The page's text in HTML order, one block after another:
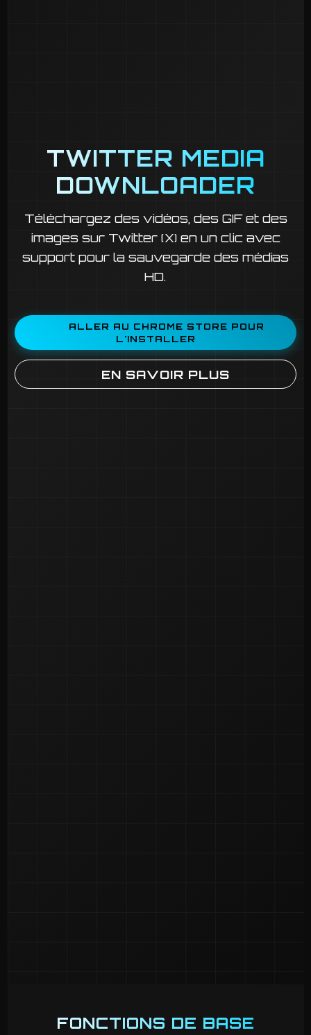
TWITTER MEDIA
DOWNLOADER
Téléchargez des vidéos, des GIF et des
images sur Twitter (X) en un clic avec
support pour la sauvegarde des médias
HD.
ALLER AU CHROME STORE POUR
L'INSTALLER
EN SAVOIR PLUS
FONCTIONS DE BASE